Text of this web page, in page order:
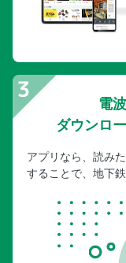
電
ダウンロ
アプリなら、読み
することで、地下